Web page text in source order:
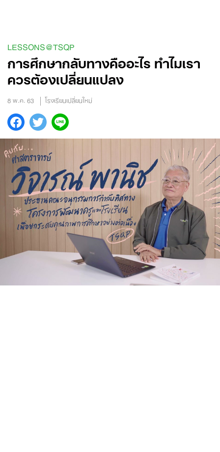
LESSONS@TSQP
การศึกษากลับทางคืออะไร ทำไมเรา
ควรต้องเปลี่ยนแปลง
8 พ.ค. 63 โรงเรียนเปลี่ยนใหม่